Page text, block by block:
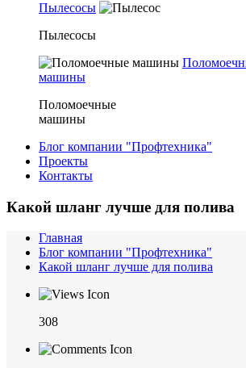
Пылесосы
Пылесосы
машины
Поломоечные
машины
Блог компании "Профтехника"
Проекты
Контакты
Какой шланг лучше для полива
Главная
Блог компании "Профтехника"
Какой шланг лучше для полива
308